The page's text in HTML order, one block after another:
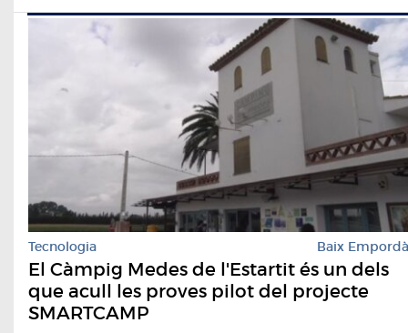
Tecnologia Baix Empordà
El Càmpig Medes de l'Estartit és un dels
que acull les proves pilot del projecte
SMARTCAMP